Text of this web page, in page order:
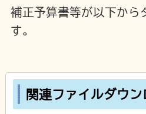
補正予算書等が以下から
す。
関連ファイルダウン